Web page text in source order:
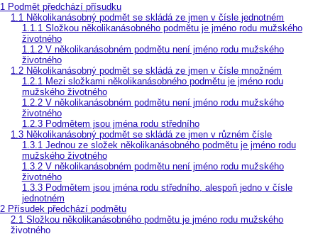
Podmět předchází přísudku
Několikanásobný podmět se skládá ze jmen v čísle jednotném
Složkou několikanásobného podmětu je jméno rodu mužského
životného
V několikanásobném podmětu není jméno rodu mužského
životného
Několikanásobný podmět se skládá ze jmen v čísle množném
Mezi složkami několikanásobného podmětu je jméno rodu
mužského životného
V několikanásobném podmětu není jméno rodu mužského
životného
Podmětem jsou jména rodu středního
Několikanásobný podmět se skládá ze jmen v různém čísle
Jednou ze složek několikanásobného podmětu je jméno rodu
mužského životného
V několikanásobném podmětu není jméno rodu mužského
životného
Podmětem jsou jména rodu středního, alespoň jedno v čísle
jednotném
Přísudek předchází podmětu
Složkou několikanásobného podmětu je jméno rodu mužského
životného